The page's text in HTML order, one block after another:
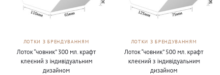
ЛОТКИ З БРЕНДУВАННЯМ
Лоток “човник” 300 мл. крафт
клеєний з індивідуальним
дизайном
ЛОТКИ З БРЕНДУВАННЯМ
Лоток “човник” 500 мл. крафт
клеєний з індивідуальним
дизайном